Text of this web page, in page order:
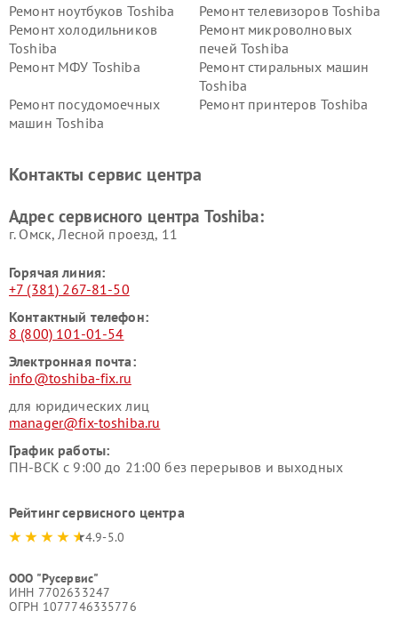
Ремонт ноутбуков Toshiba
Ремонт телевизоров Toshiba
Ремонт холодильников
Toshiba
Ремонт микроволновых
печей Toshiba
Ремонт МФУ Toshiba
Ремонт стиральных машин
Toshiba
Ремонт посудомоечных
машин Toshiba
Ремонт принтеров Toshiba
Контакты сервис центра
Адрес сервисного центра Toshiba:
г. Омск, ​Лесной проезд, 11
Горячая линия:
+7 (381) 267-81-50
Контактный телефон:
8 (800) 101-01-54
Электронная почта:
info@toshiba-fix.ru
для юридических лиц
manager@fix-toshiba.ru
График работы:
ПН-ВСК с 9:00 до 21:00 без перерывов и выходных
Рейтинг сервисного центра
4.9-5.0
ООО "Русервис"
ИНН 7702633247
ОГРН 1077746335776